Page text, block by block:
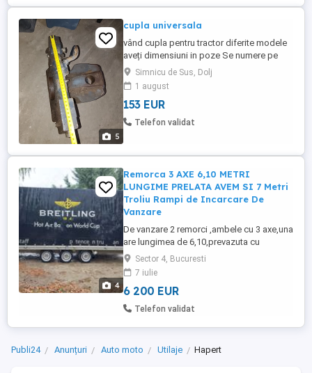
5
cupla universala
vând cupla pentru tractor diferite modele
aveți dimensiuni in poze Se numere pe
new Holland casse landini unele modele
de John Deere 800 lei
Simnicu de Sus, Dolj
1 august
153 EUR
Telefon validat
4
Remorca 3 AXE 6,10 METRI
LUNGIME PRELATA AVEM SI 7 Metri
Troliu Rampi de Incarcare De
Vanzare
De vanzare 2 remorci ,ambele cu 3 axe,una
are lungimea de 6,10,prevazuta cu
obloane , schelet metalic + prelata (foto)
,cealalta are lungimea de 7,10 ,cu
obloane,troliu masini, rampi de incarcare
,fabricatie 2023,folosita de cateva ori
(Noua),MAI MULTE INFORMATII DOAR LA
Sector 4, Bucuresti
7 iulie
6 200 EUR
Telefon validat
Publi24 Anunțuri Auto moto Utilaje Hapert